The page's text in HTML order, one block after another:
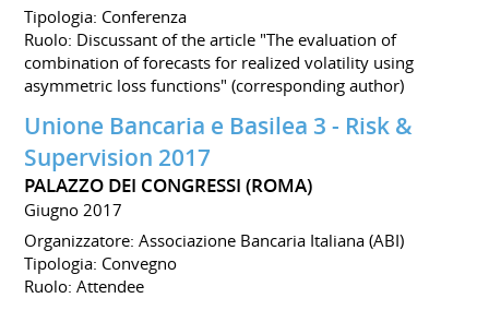
Tipologia: Conferenza
Ruolo: Discussant of the article "The evaluation of
combination of forecasts for realized volatility using
asymmetric loss functions" (corresponding author)
Unione Bancaria e Basilea 3 - Risk &
Supervision 2017
PALAZZO DEI CONGRESSI (ROMA)
Giugno 2017
Organizzatore: Associazione Bancaria Italiana (ABI)
Tipologia: Convegno
Ruolo: Attendee